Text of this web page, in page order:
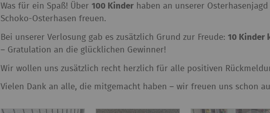
Was für ein Spaß! Über100 Kinder haben an unserer
Schoko-Osterhasen freuen.
Bei unserer Verlosung gab es zusätzlich Grund zur Freude:10 Kinder
– Gratulation an die glücklichen Gewinner!
Wir wollen uns zusätzlich recht herzlich für alle positiven
Vielen Dank an alle, die mitgemacht haben – wir freuen uns schon